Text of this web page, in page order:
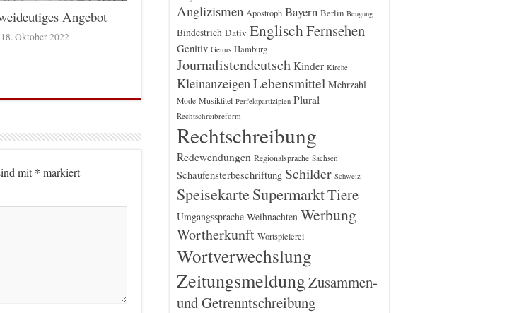
Angebot
18. Oktober 2022
mit* markiert
Anglizismen Apostroph Bayern Berlin Beugung
Bindestrich Dativ EnglischFernsehen
Genitiv Genus Hamburg
Journalistendeutsch Kinder Kirche
Kleinanzeigen Lebensmittel Mehrzahl
Mode Musiktitel Perfektpartizipien Plural
Rechtschreibreform
Rechtschreibung
Redewendungen Regionalsprache Sachsen
Schaufensterbeschriftung Schilder Schweiz
Speisekarte SupermarktTiere
Umgangssprache Weihnachten Werbung
Wortherkunft Wortspielerei
Wortverwechslung
ZeitungsmeldungZusammen-
und Getrenntschreibung